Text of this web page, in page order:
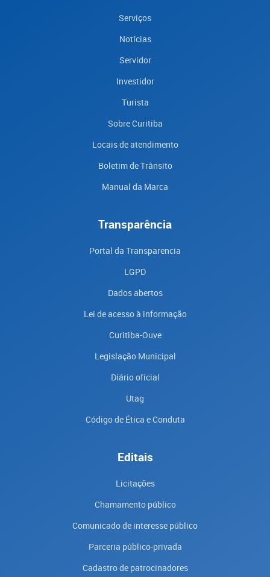
Serviços
Notícias
Servidor
Investidor
Turista
Sobre Curitiba
Locais de atendimento
Boletim de Trânsito
Manual da Marca
Transparência
Portal da Transparencia
LGPD
Dados abertos
Lei de acesso à informação
Curitiba-Ouve
Legislação Municipal
Diário oficial
Utag
Código de Ética e Conduta
Editais
Licitações
Chamamento público
Comunicado de interesse público
Parceria público-privada
Cadastro de patrocinadores